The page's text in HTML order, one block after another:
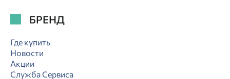
БРЕНД
Где купить
Новости
Акции
Служба Сервиса